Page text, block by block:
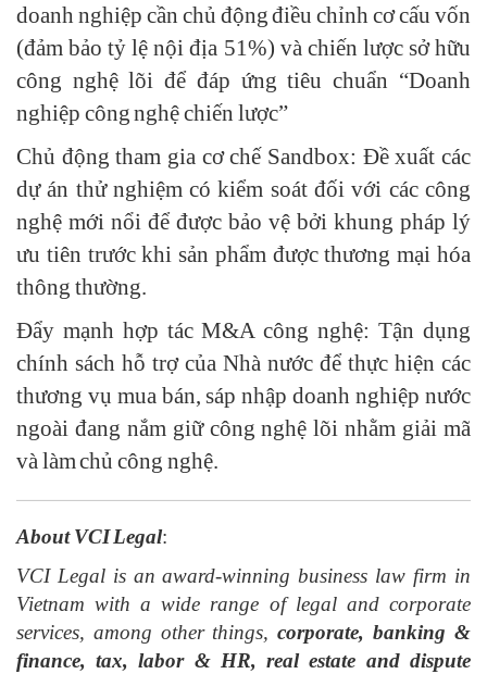
doanh nghiệp cần chủ động điều chỉnh cơ cấu vốn
(đảm bảo tỷ lệ nội địa 51%) và chiến lược sở hữu
công nghệ lõi để đáp ứng tiêu chuẩn “Doanh
nghiệp công nghệ chiến lược”
Chủ động tham gia cơ chế Sandbox: Đề xuất các
dự án thử nghiệm có kiểm soát đối với các công
nghệ mới nổi để được bảo vệ bởi khung pháp lý
ưu tiên trước khi sản phẩm được thương mại hóa
thông thường.
Đẩy mạnh hợp tác M&A công nghệ: Tận dụng
chính sách hỗ trợ của Nhà nước để thực hiện các
thương vụ mua bán, sáp nhập doanh nghiệp nước
ngoài đang nắm giữ công nghệ lõi nhằm giải mã
và làm chủ công nghệ.
About VCI Legal:
VCI Legal is an award-winning business law firm in
Vietnam with a wide range of legal and corporate
services, among other things,corporate, banking &
finance, tax, labor & HR, real estate and dispute